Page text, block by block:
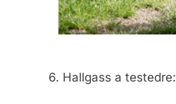
6. Hallgass a testedre: